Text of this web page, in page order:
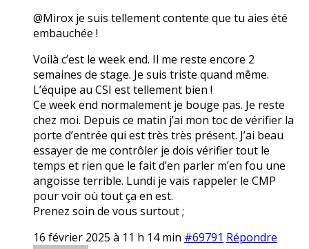
@Mirox je suis tellement contente que tu aies été
embauchée !
Voilà c’est le week end. Il me reste encore 2
semaines de stage. Je suis triste quand même.
L’équipe au CSI est tellement bien !
Ce week end normalement je bouge pas. Je reste
chez moi. Depuis ce matin j’ai mon toc de vérifier la
porte d’entrée qui est très très présent. J’ai beau
essayer de me contrôler je dois vérifier tout le
temps et rien que le fait d’en parler m’en fou une
angoisse terrible. Lundi je vais rappeler le CMP
pour voir où tout ça en est.
Prenez soin de vous surtout ;
16 février 2025 à 11 h 14 min #69791 Répondre